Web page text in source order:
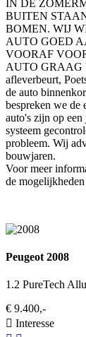
IN DE
BUITEN
BOMEN. WIJ
AUTO GOED
VOORAF
AUTO GRAAG
afleverbeurt,
de auto
bespreken we de
auto's zijn op
systeem
probleem. Wij
bouwjaren.
Voor meer
de
Peugeot 2008
1.2 PureTech
€ 9.400,-
Interesse